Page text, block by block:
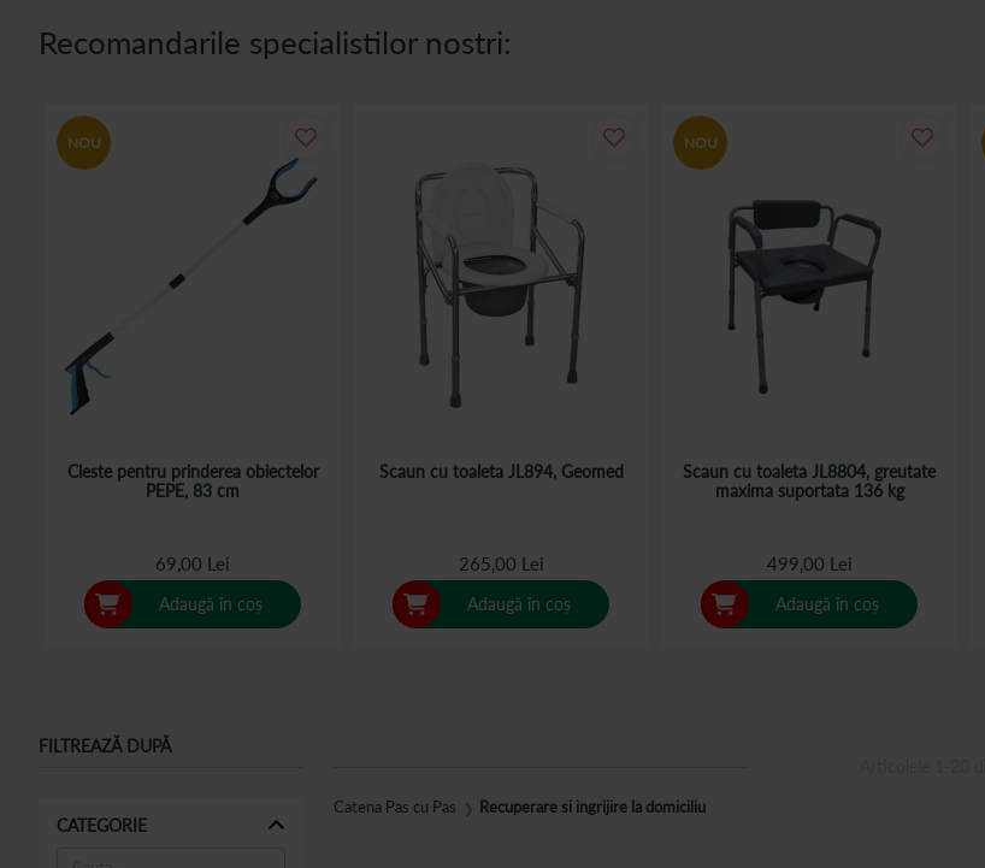
scopul utilizarii acestuia fiind de a ajuta pacientul sa redobandeasca si intretine mobilitatea bratelor, picioarelor.
Punem accent pe calitate, inovatie, eficacitate si nu in ultimul rand pe siguranta utilizatorilor. Alegem marci si produse de
comanda rapid la domiciliu si chiar in cea mai apropiata farmacie Catena!
Recomandarile specialistilor nostri:
NOU
Cleste pentru prinderea obiectelor
PEPE, 83 cm
69,00 Lei
Adaugă în coș
Scaun cu toaleta JL894, Geomed
265,00 Lei
Adaugă în coș
NOU
Scaun cu toaleta JL8804, greutate
maxima suportata 136 kg
499,00 Lei
Adaugă în coș
Catena Pas cu Pas ❯ Recuperare si ingrijire la domiciliu
FILTREAZĂ DUPĂ
CATEGORIE